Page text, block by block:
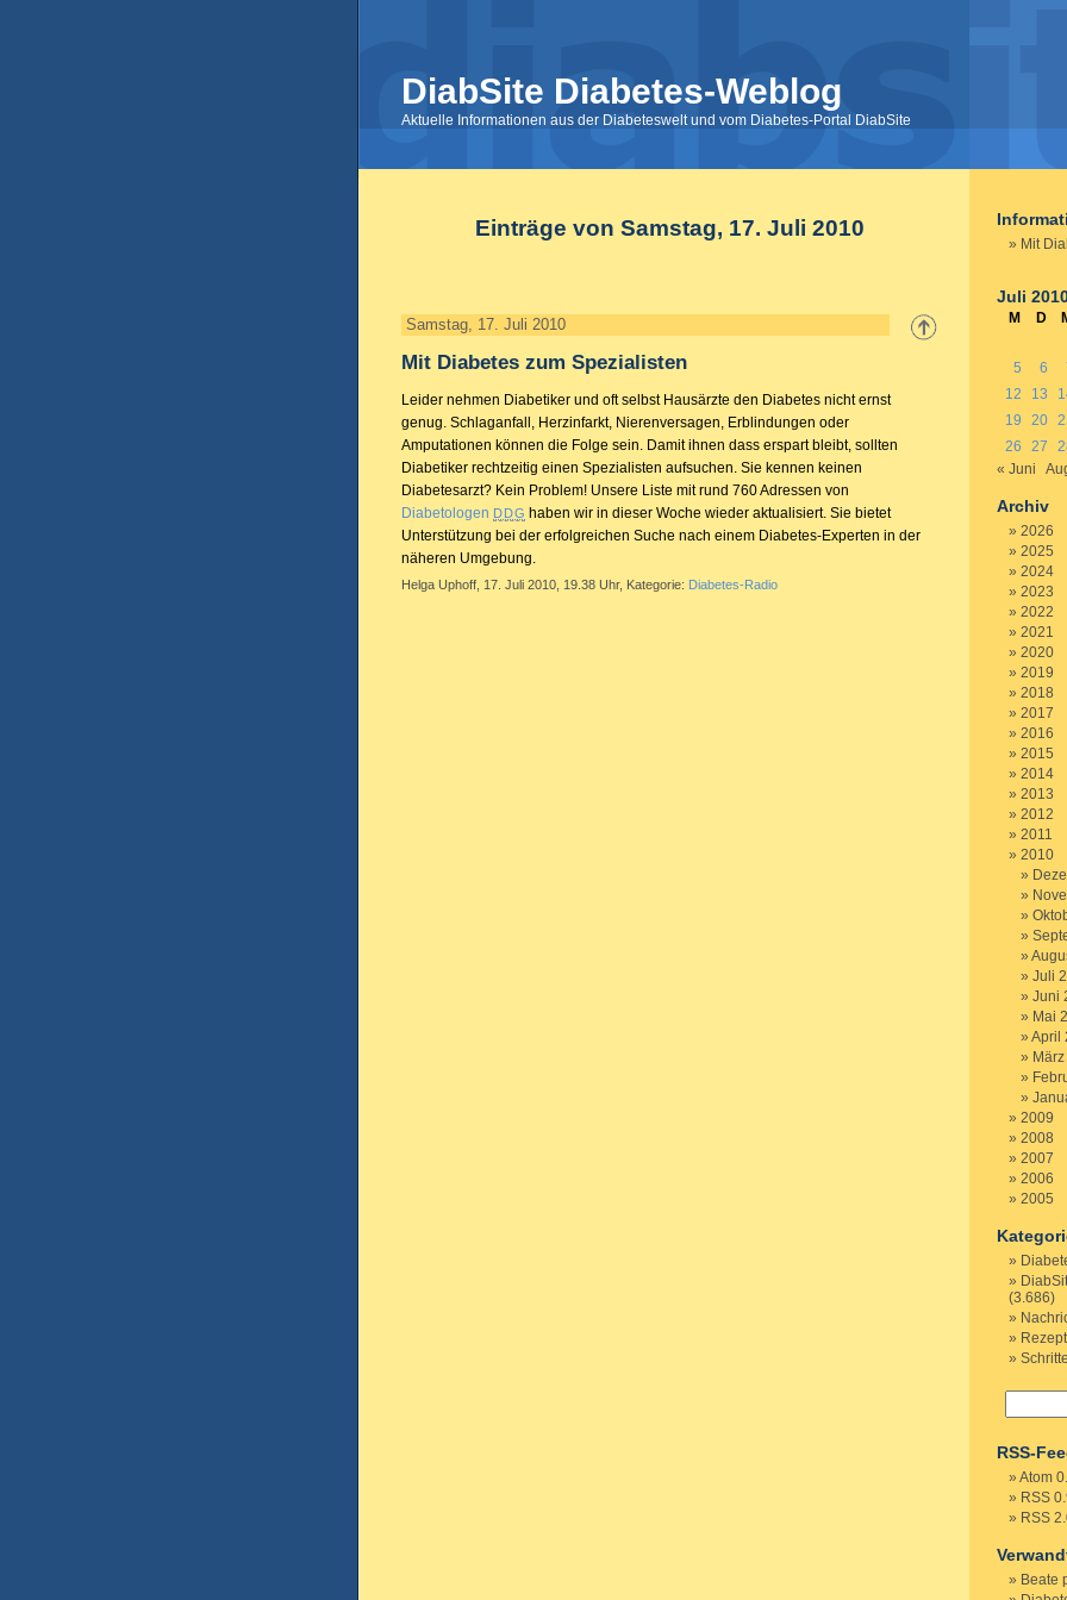
DiabSite Diabetes-Weblog
Aktuelle Informationen aus der Diabeteswelt und vom Diabetes-Portal DiabSite
Einträge von Samstag, 17. Juli 2010
Samstag, 17. Juli 2010
Mit Diabetes zum Spezialisten
Leider nehmen Diabetiker und oft selbst Hausärzte den Diabetes nicht ernst
genug. Schlaganfall, Herzinfarkt, Nierenversagen, Erblindungen oder
Amputationen können die Folge sein. Damit ihnen dass erspart bleibt, sollten
Diabetiker rechtzeitig einen Spezialisten aufsuchen. Sie kennen keinen
Diabetesarzt? Kein Problem! Unsere Liste mit rund 760 Adressen von
Diabetologen DDG haben wir in dieser Woche wieder aktualisiert. Sie bietet
Unterstützung bei der erfolgreichen Suche nach einem Diabetes-Experten in der
näheren Umgebung.
Helga Uphoff, 17. Juli 2010, 19.38 Uhr, Kategorie: Diabetes-Radio
Mit
Juli
M D
5
6
12
13
19
20
26
27
« Juni
Archiv
2026
2025
2024
2023
2022
2021
2020
2019
2018
2017
2016
2015
2014
2013
2012
2011
2010
Juli
Juni
Mai
April
2009
2008
2007
2006
2005
(3.686)
RSS-
Atom
RSS
RSS
Beate